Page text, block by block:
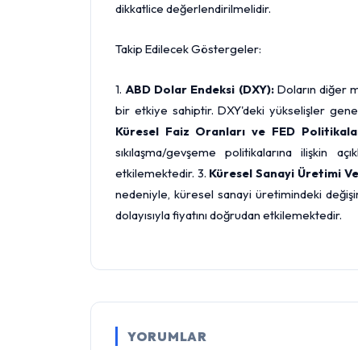
dikkatlice değerlendirilmelidir.
Takip Edilecek Göstergeler:
1. ABD Dolar Endeksi (DXY):Doların diğer
bir etkiye sahiptir. DXY'deki yükselişler
Küresel Faiz Oranları ve FED
sıkılaşma/gevşeme politikalarına ilişkin
etkilemektedir. 3. Küresel Sanayi Üretimi
nedeniyle, küresel sanayi üretimindeki
dolayısıyla fiyatını doğrudan etkilemektedir.
YORUMLAR